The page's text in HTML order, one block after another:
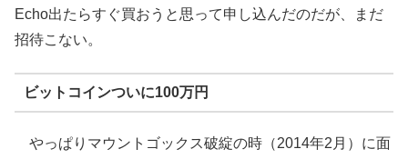
Echo出たらすぐ買おうと思って申し込んだのだが、まだ
招待こない。
ビットコインついに100万円
やっぱりマウントゴックス破綻の時（2014年2月）に面